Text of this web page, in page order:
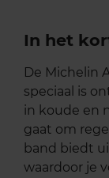
In het
De Michelin
speciaal is
in koude en
gaat om
band biedt
waardoor je